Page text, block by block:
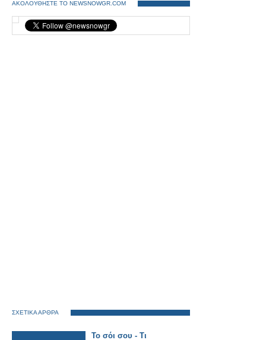
ΑΚΟΛΟΥΘΗΣΤΕ ΤΟ NEWSNOWGR.COM
ΣΧΕΤΙΚΑ ΑΡΘΡΑ
Το σόι σου - Τι